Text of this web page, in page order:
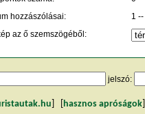
hozzászólásai:
1 --
az ő szemszögéből:
jelszó:
hasznos apróságok